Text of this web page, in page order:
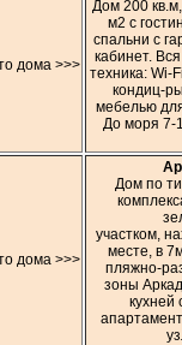
дома >>>
Дом 200
м2 с
спальни с
кабинет.
техника: Wi-
кондиц-
мебелью
До моря 7-
дома >>>
Дом по
участком,
месте, в
пляжно-
зоны
кухней